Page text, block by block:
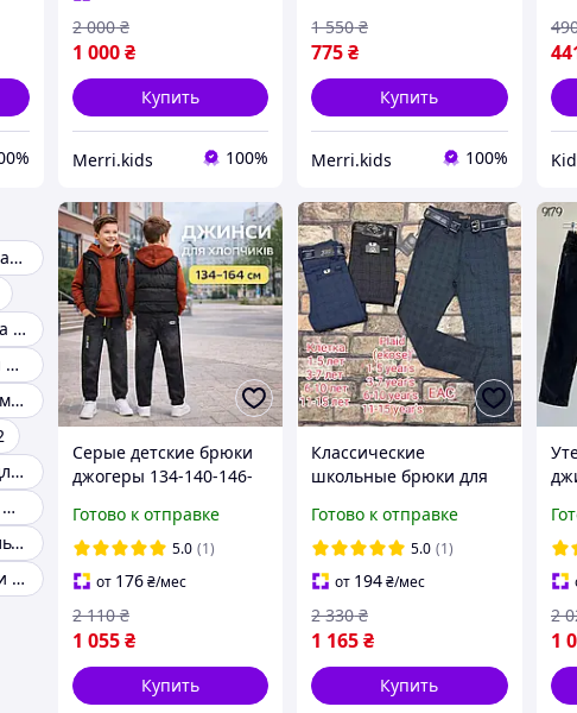
резинке мальчику на
128 рост
1 000₴
2 000 ₴
Купить
Merri.kids 100%
демисезонные для
школы на резинке
775₴
1 550 ₴
Купить
Merri.kids 100%
Черные брюки на мальчика
Котоновые брюки на мальчика
Брюки бежевые для мальчиков
Модные брюки для мальчиков
Зауженные брюки для мальчика
Брюки на мальчика школа
Брюки классика мальчик
Классические брюки для мальчика 152
Серые детские брюки
джогеры 134-140-146-
мальчика черные
подростковые джинсы
классика на резинке в
школу
Готово к отправке
5.0 (1)
от 176₴/мес
1 055₴
2 110 ₴
Купить
Классические
школьные брюки для
12 лет детские
подростковые
коттоновые штаны на
выпускной
Готово к отправке
5.0 (1)
от 194₴/мес
1 165₴
2 330 ₴
Купить
1
2